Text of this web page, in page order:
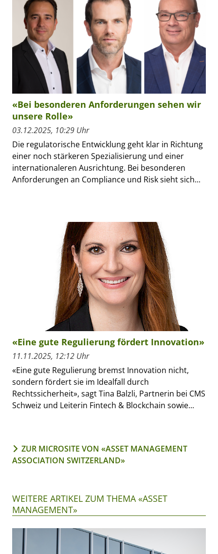
«Bei besonderen Anforderungen sehen wir
unsere Rolle»
03.12.2025, 10:29 Uhr
Die regulatorische Entwicklung geht klar in Richtung
einer noch stärkeren Spezialisierung und einer
internationaleren Ausrichtung. Bei besonderen
Anforderungen an Compliance und Risk sieht sich...
«Eine gute Regulierung fördert Innovation»
11.11.2025, 12:12 Uhr
«Eine gute Regulierung bremst Innovation nicht,
sondern fördert sie im Idealfall durch
Rechtssicherheit», sagt Tina Balzli, Partnerin bei CMS
Schweiz und Leiterin Fintech & Blockchain sowie...
ZUR MICROSITE VON «ASSET MANAGEMENT
ASSOCIATION SWITZERLAND»
WEITERE ARTIKEL ZUM THEMA «ASSET
MANAGEMENT»